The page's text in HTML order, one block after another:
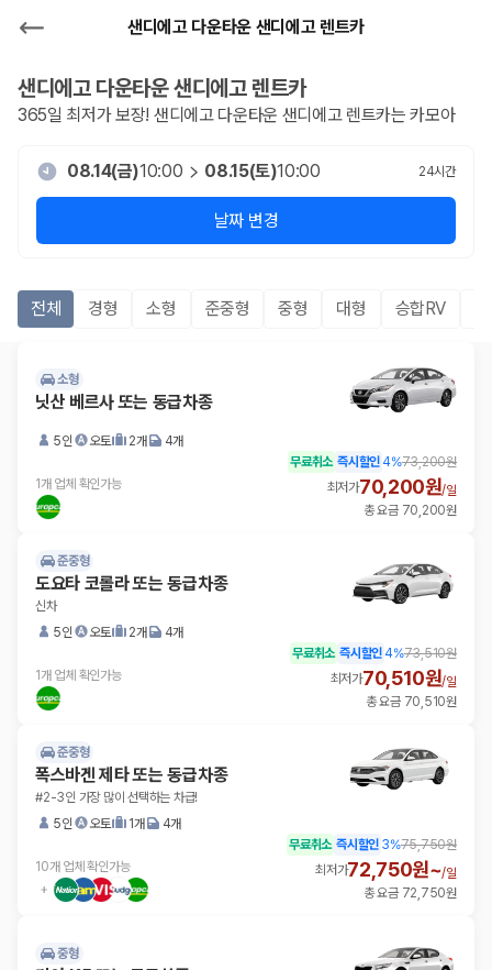
샌디에고 다운타운 샌디에고 렌트카
샌디에고 다운타운 샌디에고렌트카
365일 최저가 보장! 샌디에고 다운타운 샌디에고렌트카는 카모아
08.14(금)10:00 08.15(토)10:00 24시간
날짜 변경
전체 경형 소형 준중형 중형 대형 승합RV
소형
닛산 베르사 또는 동급차종
5인 오토 2개 4개
1개 업체 확인가능
무료취소 즉시할인 4%73,200원
최저가70,200원/일
총 요금 70,200원
준중형
도요타 코롤라 또는 동급차종
신차
5인
오토 2개 4개
1개 업체 확인가능
무료취소 즉시할인 4%73,510원
최저가70,510원/일
총 요금 70,510원
준중형
폭스바겐 제타 또는 동급차종
#2-3인 가장 많이 선택하는 차급!
5인
오토 1개 4개
10개 업체 확인가능
무료취소 즉시할인 3%75,750원
최저가72,750원~/일
총 요금 72,750원
중형